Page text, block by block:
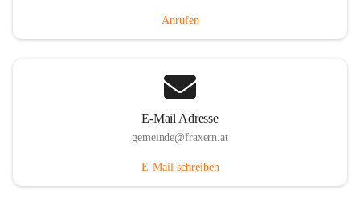
Anrufen
E-Mail Adresse
gemeinde@fraxern.at
E-Mail schreiben